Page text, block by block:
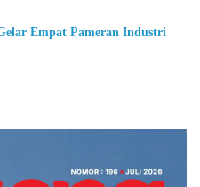
Empat Pameran Industri